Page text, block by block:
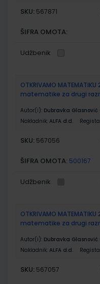
SKU: 567871
ŠIFRA OMOTA:
Udžbenik
OTKRIVAMO
matematike za drugi
Autor(i): Dubravka
Nakladnik: ALFA d.d.
SKU: 567056
ŠIFRA OMOTA: 500167
Udžbenik
OTKRIVAMO
matematike za drugi
Autor(i): Dubravka
Nakladnik: ALFA d.d.
SKU: 567057